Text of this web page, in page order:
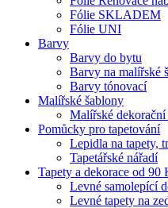
Fólie SKLADEM
Fólie UNI
Barvy
Barvy do bytu
Barvy na malířské
Barvy tónovací
Malířské šablony
Malířské
Pomůcky pro tapetování
Lepidla na tapety,
Tapetářské nářadí
Tapety a dekorace od 90
Levné samolepící
Levné tapety na